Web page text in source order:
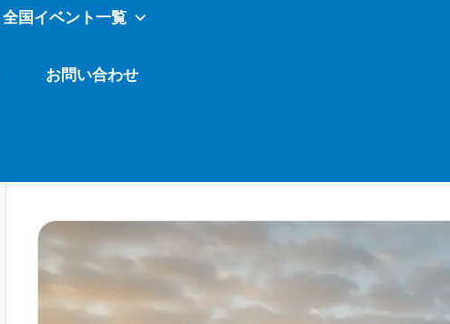
全国イベント一覧
お問い合わせ